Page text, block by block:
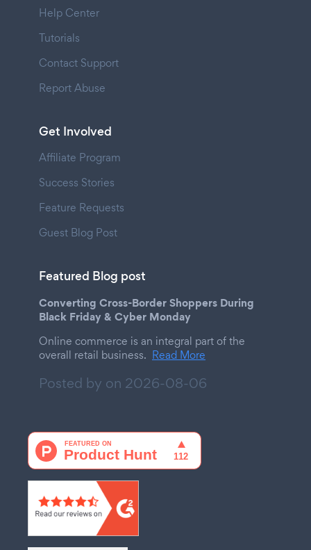
Help Center
Tutorials
Contact Support
Report Abuse
Get Involved
Affiliate Program
Success Stories
Feature Requests
Guest Blog Post
Featured Blog post
Converting Cross-Border Shoppers During
Black Friday & Cyber Monday
Online commerce is an integral part of the
overall retail business. Read More
Posted by on 2026-08-06